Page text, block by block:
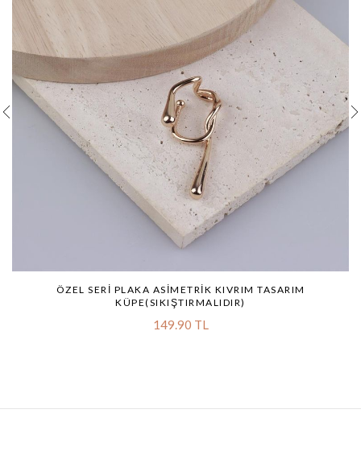
ÖZEL SERI PLAKA ASIMETRIK KIVRIM TASARIM
KÜPE(SIKIŞTIRMALIDIR)
149.90 TL